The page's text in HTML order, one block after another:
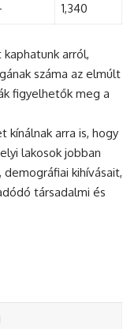
1,340
arról,
száma az elmúlt
figyelhetők meg a
arra is, hogy
lakosok jobban
kihívásait,
társadalmi és